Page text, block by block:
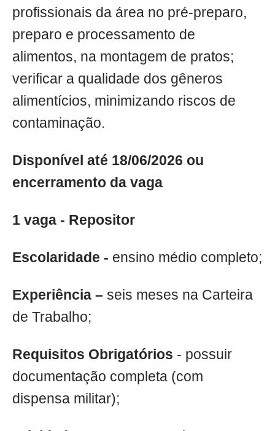
profissionais da área no pré-preparo,
preparo e processamento de
alimentos, na montagem de pratos;
verificar a qualidade dos gêneros
alimentícios, minimizando riscos de
contaminação.
Disponível até 18/06/2026 ou
encerramento da vaga
1 vaga - Repositor
Escolaridade - ensino médio completo;
Experiência – seis meses na Carteira
de Trabalho;
Requisitos Obrigatórios - possuir
documentação completa (com
dispensa militar);